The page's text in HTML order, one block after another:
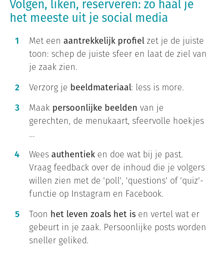
Volgen, liken, reserveren: zo haal je
het meeste uit je social media
Met een aantrekkelijk profiel zet je de juiste
toon: schep de juiste sfeer en laat de ziel van
je zaak zien.
Verzorg je beeldmateriaal: less is more.
Maak persoonlijke beelden van je
gerechten, de menukaart, sfeervolle hoekjes
...
Wees authentiek en doe wat bij je past.
Vraag feedback over de inhoud die je volgers
willen zien met de 'poll', 'questions' of 'quiz'-
functie op Instagram en Facebook.
Toon het leven zoals het is en vertel wat er
gebeurt in je zaak. Persoonlijke posts worden
sneller geliked.